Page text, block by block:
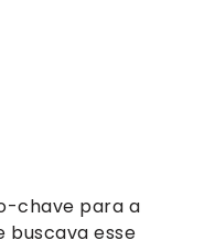
chave para a
buscava esse